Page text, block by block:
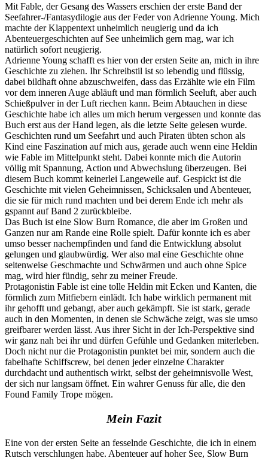
Mit Fable, der Gesang des Wassers erschien der erste Band der
Seefahrer-/Fantasydilogie aus der Feder von Adrienne Young. Mich
machte der Klappentext unheimlich neugierig und da ich
Abenteuergeschichten auf See unheimlich gern mag, war ich
natürlich sofort neugierig.
Adrienne Young schafft es hier von der ersten Seite an, mich in ihre
Geschichte zu ziehen. Ihr Schreibstil ist so lebendig und flüssig,
dabei bildhaft ohne abzuschweifen, dass das Erzählte wie ein Film
vor dem inneren Auge abläuft und man förmlich Seeluft, aber auch
Schießpulver in der Luft riechen kann. Beim Abtauchen in diese
Geschichte habe ich alles um mich herum vergessen und konnte das
Buch erst aus der Hand legen, als die letzte Seite gelesen wurde.
Geschichten rund um Seefahrt und auch Piraten übten schon als
Kind eine Faszination auf mich aus, gerade auch wenn eine Heldin
wie Fable im Mittelpunkt steht. Dabei konnte mich die Autorin
völlig mit Spannung, Action und Abwechslung überzeugen. Bei
diesem Buch kommt keinerlei Langeweile auf. Gespickt ist die
Geschichte mit vielen Geheimnissen, Schicksalen und Abenteuer,
die sie für mich rund machten und bei derem Ende ich mehr als
gspannt auf Band 2 zurückbleibe.
Das Buch ist eine Slow Burn Romance, die aber im Großen und
Ganzen nur am Rande eine Rolle spielt. Dafür konnte ich es aber
umso besser nachempfinden und fand die Entwicklung absolut
gelungen und glaubwürdig. Wer also mal eine Geschichte ohne
seitenweise Geschmachte und Schwärmen und auch ohne Spice
mag, wird hier fündig, sehr zu meiner Freude.
Protagonistin Fable ist eine tolle Heldin mit Ecken und Kanten, die
förmlich zum Mitfiebern einlädt. Ich habe wirklich permanent mit
ihr gehofft und gebangt, aber auch gekämpft. Sie ist stark, gerade
auch in den Momenten, in denen sie Schwäche zeigt, was sie umso
greifbarer werden lässt. Aus ihrer Sicht in der Ich-Perspektive sind
wir ganz nah bei ihr und dürfen Gefühle und Gedanken miterleben.
Doch nicht nur die Protagonistin punktet bei mir, sondern auch die
fabelhafte Schiffscrew, bei denen jeder einzelne Charakter
durchdacht und authentisch wirkt, selbst der geheimnisvolle West,
der sich nur langsam öffnet. Ein wahrer Genuss für alle, die den
Found Family Trope mögen.
Mein Fazit
Eine von der ersten Seite an fesselnde Geschichte, die ich in einem
Rutsch verschlungen habe. Abenteuer auf hoher See, Slow Burn